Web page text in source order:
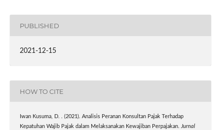
PUBLISHED
2021-12-15
HOW TO CITE
Iwan Kusuma, D. . (2021). Analisis Peranan Konsultan Pajak Terhadap
Kepatuhan Wajib Pajak dalam Melaksanakan Kewajiban Perpajakan. Jurnal